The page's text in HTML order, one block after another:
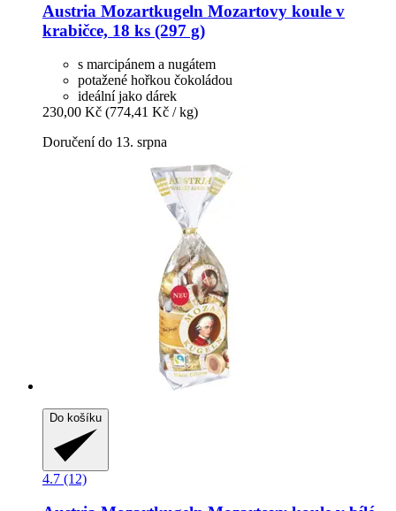
Austria Mozartkugeln Mozartovy koule v
krabičce, 18 ks (297 g)
s marcipánem a nugátem
potažené hořkou čokoládou
ideální jako dárek
230,00 Kč (774,41 Kč / kg)
Doručení do 13. srpna
Do košíku
4.7 (12)